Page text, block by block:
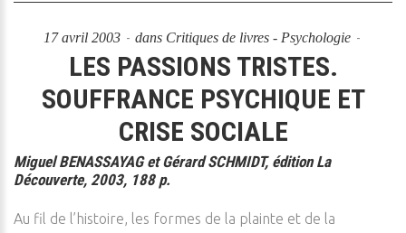
17 avril 2003 dans Critiques de livres - Psychologie
LES PASSIONS TRISTES.
SOUFFRANCE PSYCHIQUE ET
CRISE SOCIALE
Miguel BENASSAYAG et Gérard SCHMIDT, édition La
Découverte, 2003, 188 p.
Au fil de l’histoire, les formes de la plainte et de la